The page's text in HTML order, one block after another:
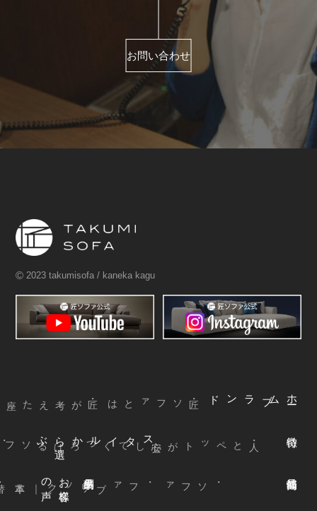
お問い合わせ
© 2023 takumisofa / kaneka kagu
ホー
ム
ブランド
・匠ソファとは
スタイルから
選
ぶ
・ソファ
お
客様
の
声